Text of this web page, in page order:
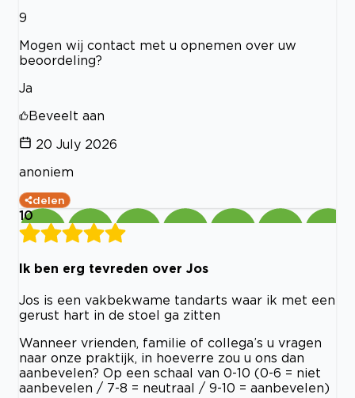
9
Mogen wij contact met u opnemen over uw
beoordeling?
Ja
Beveelt aan
20 July 2026
anoniem
delen
10
Ik ben erg tevreden over Jos
Jos is een vakbekwame tandarts waar ik met een
gerust hart in de stoel ga zitten
Wanneer vrienden, familie of collega’s u vragen
naar onze praktijk, in hoeverre zou u ons dan
aanbevelen? Op een schaal van 0-10 (0-6 = niet
aanbevelen / 7-8 = neutraal / 9-10 = aanbevelen)